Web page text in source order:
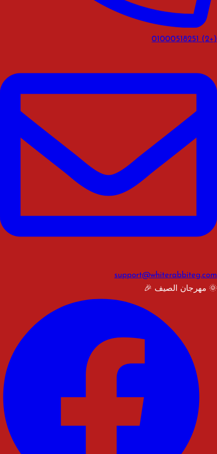
(+2) 01000518251
support@whiterabbiteg.com
🌞 مهرجان الصيف 🎉